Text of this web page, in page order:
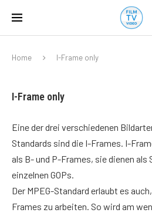
Home I-Frame only
I-Frame only
Eine der drei verschiedenen
Standards sind die I-Frames. I-
als B- und P-Frames, sie dienen als
einzelnen GOPs.
Der MPEG-Standard erlaubt es
Frames zu arbeiten. So wird am